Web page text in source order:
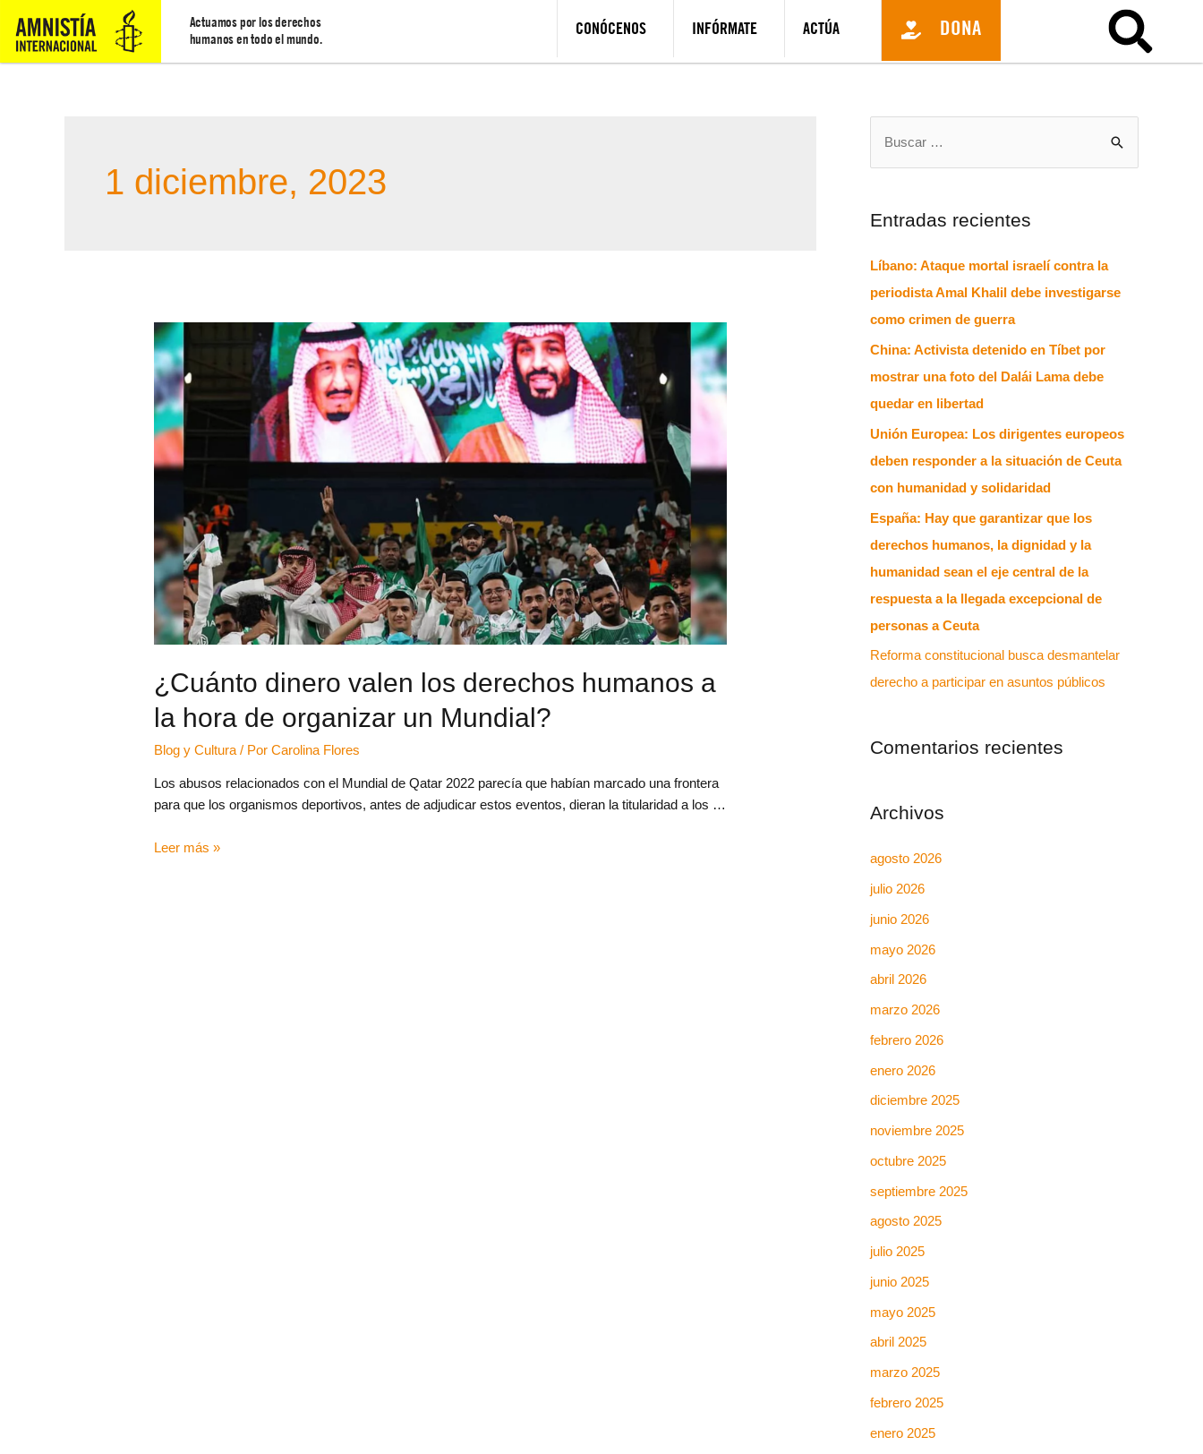
Actuamos por los derechos
humanos en todo el mundo.
CONÓCENOS INFÓRMATE ACTÚA DONA
1 diciembre, 2023
¿Cuánto dinero valen los derechos humanos a
la hora de organizar un Mundial?
Blog y Cultura / PorCarolina Flores
Los abusos relacionados con el Mundial de Qatar 2022 parecía que habían marcado una frontera
para que los organismos deportivos, antes de adjudicar estos eventos, dieran la titularidad a los …
Leer más »
Entradas recientes
Líbano: Ataque mortal israelí contra la
periodista Amal Khalil debe investigarse
como crimen de guerra
China: Activista detenido en Tíbet por
mostrar una foto del Dalái Lama debe
quedar en libertad
Unión Europea: Los dirigentes europeos
deben responder a la situación de Ceuta
con humanidad y solidaridad
España: Hay que garantizar que los
derechos humanos, la dignidad y la
humanidad sean el eje central de la
respuesta a la llegada excepcional de
personas a Ceuta
Reforma constitucional busca desmantelar
derecho a participar en asuntos públicos
Comentarios recientes
Archivos
agosto 2026
julio 2026
junio 2026
mayo 2026
abril 2026
marzo 2026
febrero 2026
enero 2026
diciembre 2025
noviembre 2025
octubre 2025
septiembre 2025
agosto 2025
julio 2025
junio 2025
mayo 2025
abril 2025
marzo 2025
febrero 2025
enero 2025